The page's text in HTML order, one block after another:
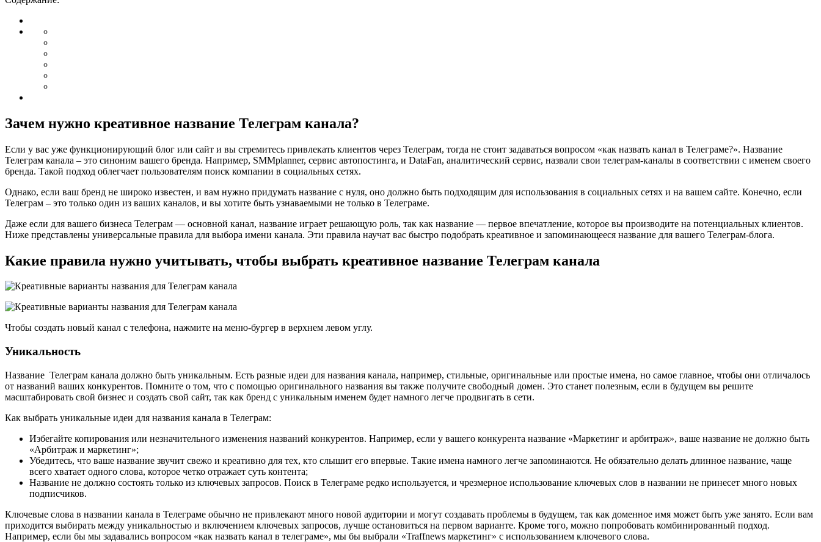
Зачем нужно креативное название Телеграм канала?
Если у вас уже функционирующий блог или сайт и вы стремитесь привлекать клиентов через Телеграм, тогда не стоит задаваться вопросом «как назвать канал в Телеграме?». Название
Телеграм канала – это синоним вашего бренда. Например, SMMplanner, сервис автопостинга, и DataFan, аналитический сервис, назвали свои телеграм-каналы в соответствии с именем своего
бренда. Такой подход облегчает пользователям поиск компании в социальных сетях.
Однако, если ваш бренд не широко известен, и вам нужно придумать название с нуля, оно должно быть подходящим для использования в социальных сетях и на вашем сайте. Конечно, если
Телеграм – это только один из ваших каналов, и вы хотите быть узнаваемыми не только в Телеграме.
Даже если для вашего бизнеса Телеграм — основной канал, название играет решающую роль, так как название — первое впечатление, которое вы производите на потенциальных клиентов.
Ниже представлены универсальные правила для выбора имени канала. Эти правила научат вас быстро подобрать креативное и запоминающееся название для вашего Телеграм-блога.
Какие правила нужно учитывать, чтобы выбрать креативное название Телеграм канала
Чтобы создать новый канал с телефона, нажмите на меню-бургер в верхнем левом углу.
Уникальность
Название Телеграм канала должно быть уникальным. Есть разные идеи для названия канала, например, стильные, оригинальные или простые имена, но самое главное, чтобы они отличалось
от названий ваших конкурентов. Помните о том, что с помощью оригинального названия вы также получите свободный домен. Это станет полезным, если в будущем вы решите
масштабировать свой бизнес и создать свой сайт, так как бренд с уникальным именем будет намного легче продвигать в сети.
Как выбрать уникальные идеи для названия канала в Телеграм:
Избегайте копирования или незначительного изменения названий конкурентов. Например, если у вашего конкурента название «Маркетинг и арбитраж», ваше название не должно быть
«Арбитраж и маркетинг»;
Убедитесь, что ваше название звучит свежо и креативно для тех, кто слышит его впервые. Такие имена намного легче запоминаются. Не обязательно делать длинное название, чаще
всего хватает одного слова, которое четко отражает суть контента;
Название не должно состоять только из ключевых запросов. Поиск в Телеграме редко используется, и чрезмерное использование ключевых слов в названии не принесет много новых
подписчиков.
Ключевые слова в названии канала в Телеграме обычно не привлекают много новой аудитории и могут создавать проблемы в будущем, так как доменное имя может быть уже занято. Если вам
приходится выбирать между уникальностью и включением ключевых запросов, лучше остановиться на первом варианте. Кроме того, можно попробовать комбинированный подход.
Например, если бы мы задавались вопросом «как назвать канал в телеграме», мы бы выбрали «Traffnews маркетинг» с использованием ключевого слова.